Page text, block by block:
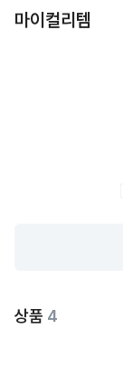
마이컬리템
상품 4